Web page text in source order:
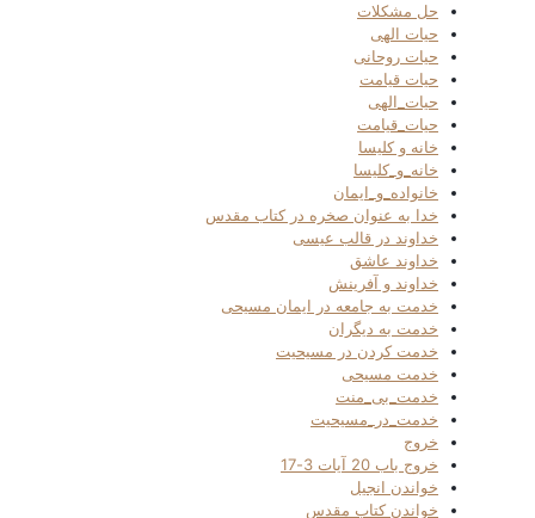
حل مشکلات
حیات الهی
حیات روحانی
حیات قیامت
حیات_الهی
حیات_قیامت
خانه و کلیسا
خانه_و_کلیسا
خانواده_و_ایمان
خدا به عنوان صخره در کتاب مقدس
خداوند در قالب عیسی
خداوند عاشق
خداوند و آفرینش
خدمت به جامعه در ایمان مسیحی
خدمت به دیگران
خدمت کردن در مسیحیت
خدمت مسیحی
خدمت_بی_منت
خدمت_در_مسیحیت
خروج
خروج باب 20 آیات 3-17
خواندن انجیل
خواندن کتاب مقدس